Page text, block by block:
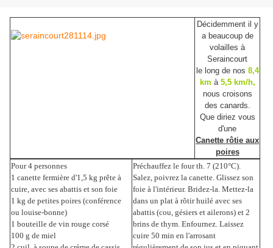
Décidemment il y
a beaucoup de
volailles à
Seraincourt
le long de nos 8,4
km à 5,5 km/h,
nous croisons
des canards.
Que diriez vous
d'une
Canette rôtie aux
poires
Pour 4 personnes
1 canette fermière d'1,5 kg prête à
cuire, avec ses abattis et son foie
1 kg de petites poires (conférence
ou louise-bonne)
1 bouteille de vin rouge corsé
100 g de miel
Préchauffez le four th. 7 (210°C).
Salez, poivrez la canette. Glissez son
foie à l'intérieur. Bridez-la. Mettez-la
dans un plat à rôtir huilé avec ses
abattis (cou, gésiers et ailerons) et 2
brins de thym. Enfournez. Laissez
cuire 50 min en l'arrosant